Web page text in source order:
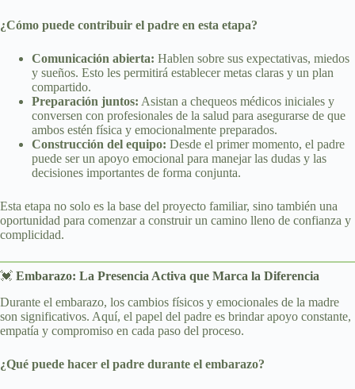
¿Cómo puede contribuir el padre en esta etapa?
Comunicación abierta: Hablen sobre sus expectativas, miedos
y sueños. Esto les permitirá establecer metas claras y un plan
compartido.
Preparación juntos: Asistan a chequeos médicos iniciales y
conversen con profesionales de la salud para asegurarse de que
ambos estén física y emocionalmente preparados.
Construcción del equipo: Desde el primer momento, el padre
puede ser un apoyo emocional para manejar las dudas y las
decisiones importantes de forma conjunta.
Esta etapa no solo es la base del proyecto familiar, sino también una
oportunidad para comenzar a construir un camino lleno de confianza y
complicidad.
💓 Embarazo: La Presencia Activa que Marca la Diferencia
Durante el embarazo, los cambios físicos y emocionales de la madre
son significativos. Aquí, el papel del padre es brindar apoyo constante,
empatía y compromiso en cada paso del proceso.
¿Qué puede hacer el padre durante el embarazo?